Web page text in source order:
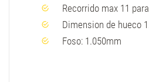
Recorrido max 11
Dimension de hueco
Foso: 1.050mm